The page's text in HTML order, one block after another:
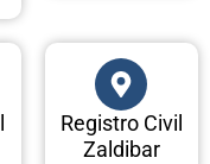
Registro Civil
Zaldibar